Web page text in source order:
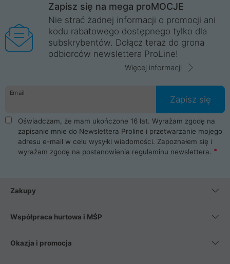
Wrocław, Poznań, Legnica, Katowice, Gliwice, Kalisz, Bytom,
Trzebnica, Opole. Szybka i profesjonalna obsługa!
ProLine to polska firma ze 100% polskim kapitałem. Działamy
legalnie i płacimy podatki w naszym kraju! Posiadamy siedzibę
główną w Mirkowie oraz salony na terenie kraju. Cała
komunikacja ze sklepem komputerowym ProLine jest
danych osobowych. Dlatego zakup notebooka albo laptopa w
ProLine to czysta przyjemność i pełne bezpieczeństwo.
Zaopatrzysz się u nas w akcesoria i części komputerowe
takie jak procesory, karty graficzne, płyty główne, pamięci,
dyski SSD, M.2 oraz HDD. Nasi pracownicy pomogą Ci wybrać
najlepszy zasilacz komputerowy oraz obudowę do komputera.
Poza komputerami mamy również najlepsze na rynku
Smartfony takich producentów jak Xiaomi, Apple, Samsung i
wentylatory. Na koniec mając już to wszystko, możesz
Zapisz się na mega proMOCJE
Nie strać żadnej informacji o promocji ani
kodu rabatowego dostępnego tylko dla
subskrybentów. Dołącz teraz do grona
odbiorców newslettera ProLine!
Więcej informacji
Email
Zapisz się
Oświadczam, że mam ukończone 16 lat. Wyrażam zgodę na
zapisanie mnie do Newslettera Proline i przetwarzanie mojego
adresu e-mail w celu wysyłki wiadomości. Zapoznałem się i
wyrażam zgodę na postanowienia regulaminu newslettera.
Zakupy
Współpraca hurtowa i MŚP
Okazja i promocja